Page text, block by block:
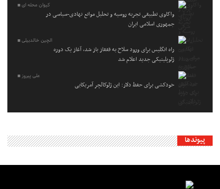
کیوان محله ای
واکاوی تطبیقی تجربه روسیه و تحلیل موانع نهادی-سیاسی در
جمهوری اسلامی ایران
الچین خالدبیلی
راه انگلیس برای ورود سلاح به قفقاز باز شد، آغاز یک دوره
ژئوپلیتیکی جدید اعلام شد
علی پیروز
خودکشی برای حفظ دلار: این ژئوکالچر آمریکایی
پیوندها